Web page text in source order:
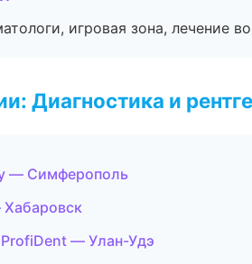
игровая зона, лечение
Диагностика и
— Симферополь
— Улан-Удэ